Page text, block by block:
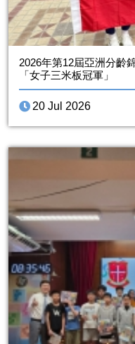
2026年第12屆亞洲分齡
「女子三米板冠軍」
20 Jul 2026